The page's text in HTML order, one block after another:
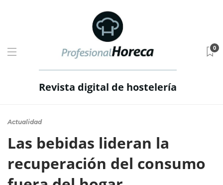
Revista digital de hostelería
0
Actualidad
Las bebidas lideran la
recuperación del consumo